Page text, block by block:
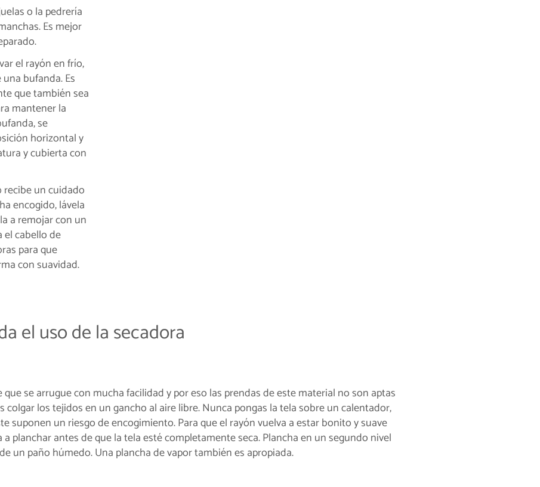
o la pedrería
Es mejor
el rayón en frío,
bufanda. Es
que también sea
mantener la
se
horizontal y
y cubierta con
un cuidado
encogido, lávela
a remojar con un
cabello de
para que
con suavidad.
el uso de la secadora
se arrugue con mucha facilidad y por eso las prendas de este material no son aptas
colgar los tejidos en un gancho al aire libre. Nunca pongas la tela sobre un calentador,
suponen un riesgo de encogimiento. Para que el rayón vuelva a estar bonito y suave
planchar antes de que la tela esté completamente seca. Plancha en un segundo nivel
un paño húmedo. Una plancha de vapor también es apropiada.